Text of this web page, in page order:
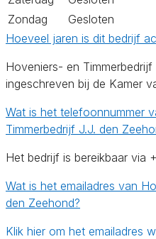
Zondag
Gesloten
Hoeveel jaren is dit bedrijf
Hoveniers- en
ingeschreven bij de Kamer
Wat is het telefoonnummer
Timmerbedrijf J.J. den
Het bedrijf is bereikbaar via
Wat is het emailadres van
den Zeehond?
Klik hier om het emailadres